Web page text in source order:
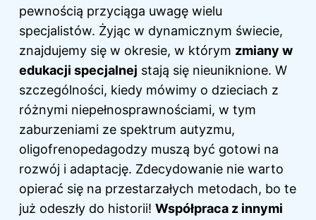
pewnością przyciąga uwagę wielu
specjalistów. Żyjąc w dynamicznym świecie,
znajdujemy się w okresie, w którym zmiany w
edukacji specjalnej stają się nieuniknione. W
szczególności, kiedy mówimy o dzieciach z
różnymi niepełnosprawnościami, w tym
zaburzeniami ze spektrum autyzmu,
oligofrenopedagodzy muszą być gotowi na
rozwój i adaptację. Zdecydowanie nie warto
opierać się na przestarzałych metodach, bo te
już odeszły do historii! Współpraca z innymi